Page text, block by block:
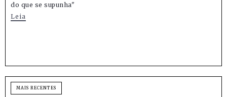
do que se supunha"
Leia
MAIS RECENTES